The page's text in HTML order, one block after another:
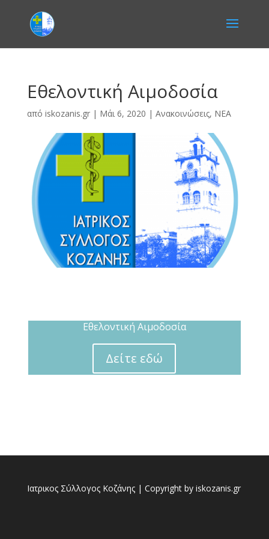
Εθελοντική Αιμοδοσία
από iskozanis.gr| Μάι 6, 2020 | Ανακοινώσεις, ΝΕΑ
Εθελοντική Αιμοδοσία
Δείτε εδώ
Ιατρικος Σύλλογος Κοζάνης | Copyright by iskozanis.gr